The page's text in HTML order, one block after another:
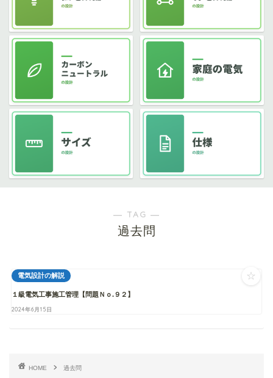
― TAG ―
過去問
電気設計の解説
１級電気工事施工管理【問題Ｎｏ.９２】
2024年6月15日
☆
HOME 過去問